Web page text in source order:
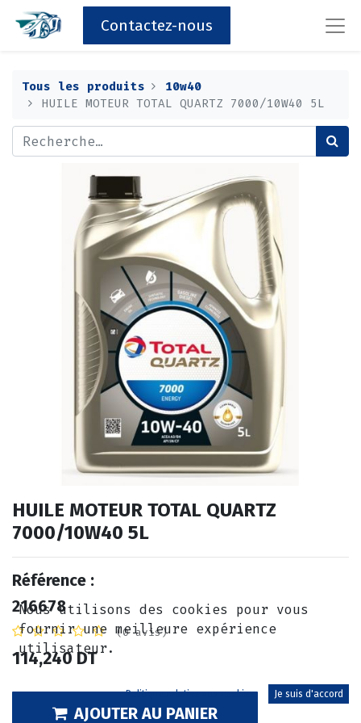
Contactez-nous
Tous les produits
10w40
HUILE MOTEUR TOTAL QUARTZ 7000/10W40 5L
HUILE MOTEUR TOTAL QUARTZ
7000/10W40 5L
Référence :
216678
(0 avis)
114,240DT
AJOUTER AU PANIER
Nous utilisons des cookies pour vous
fournir une meilleure expérience
utilisateur.
Politique relative aux cookies Je suis d'accord